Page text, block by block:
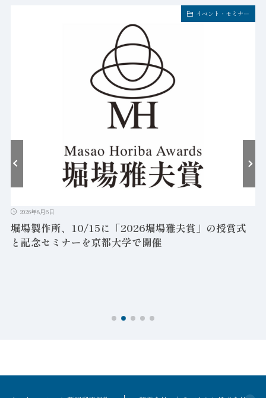
イベント・セミナー
2026年8月6日
堀場製作所、10/15に「2026堀場雅夫賞」の授賞式
と記念セミナーを京都大学で開催